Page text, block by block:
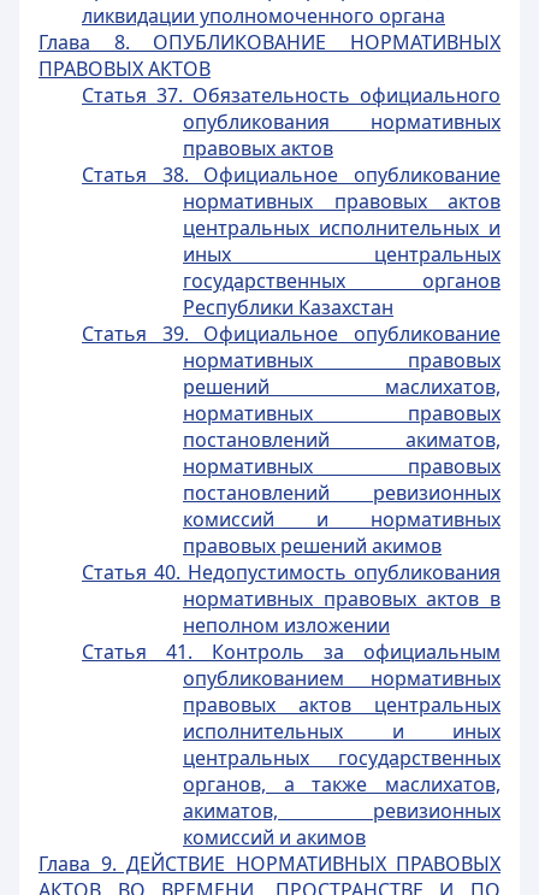
ликвидации уполномоченного органа
Глава 8. ОПУБЛИКОВАНИЕ НОРМАТИВНЫХ
ПРАВОВЫХ АКТОВ
Статья 37. Обязательность официального
опубликования нормативных
правовых актов
Статья 38. Официальное опубликование
нормативных правовых актов
центральных исполнительных и
иных центральных
государственных органов
Республики Казахстан
Статья 39. Официальное опубликование
нормативных правовых
решений маслихатов,
нормативных правовых
постановлений акиматов,
нормативных правовых
постановлений ревизионных
комиссий и нормативных
правовых решений акимов
Статья 40. Недопустимость опубликования
нормативных правовых актов в
неполном изложении
Статья 41. Контроль за официальным
опубликованием нормативных
правовых актов центральных
исполнительных и иных
центральных государственных
органов, а также маслихатов,
акиматов, ревизионных
комиссий и акимов
Глава 9. ДЕЙСТВИЕ НОРМАТИВНЫХ ПРАВОВЫХ